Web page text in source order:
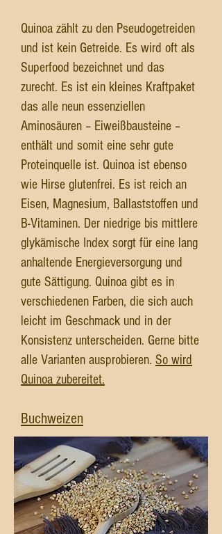
Quinoa zählt zu den Pseudogetreiden
und ist kein Getreide. Es wird oft als
Superfood bezeichnet und das
zurecht. Es ist ein kleines Kraftpaket
das alle neun essenziellen
Aminosäuren – Eiweißbausteine –
enthält und somit eine sehr gute
Proteinquelle ist. Quinoa ist ebenso
wie Hirse glutenfrei. Es ist reich an
Eisen, Magnesium, Ballaststoffen und
B-Vitaminen. Der niedrige bis mittlere
glykämische Index sorgt für eine lang
anhaltende Energieversorgung und
gute Sättigung. Quinoa gibt es in
verschiedenen Farben, die sich auch
leicht im Geschmack und in der
Konsistenz unterscheiden. Gerne bitte
alle Varianten ausprobieren. So wird
Quinoa zubereitet.
Buchweizen